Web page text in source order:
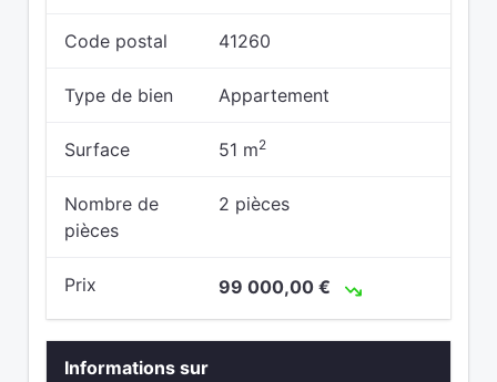
Code postal 41260
Type de bien Appartement
Surface 51 m2
Nombre de
pièces
2 pièces
Prix 99 000,00 €
Informations sur